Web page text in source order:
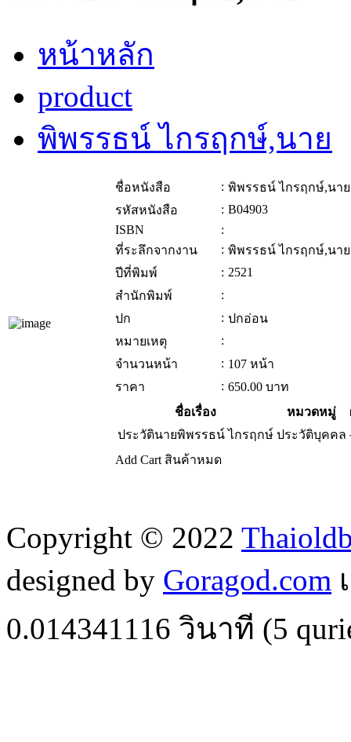
หน้าหลัก
product
พิพรรธน์ ไกรฤกษ์,นาย
ชื่อหนังสือ : พิพรรธน์ ไกรฤกษ์,นาย
รหัสหนังสือ
: B04903
ISBN
:
ที่ระลึกจากงาน
: พิพรรธน์ ไกรฤกษ์,นาย
ปีที่พิมพ์
: 2521
สำนักพิมพ์
:
ปก
: ปกอ่อน
หมายเหตุ
:
จำนวนหน้า
: 107 หน้า
ราคา
: 650.00 บาท
ชื่อเรื่อง
หมวดหมู่
ประวัตินายพิพรรธน์ ไกรฤกษ์ ประวัติบุคคล
Add Cart สินค้าหมด
Copyright © 2022
designed by Goragod.com
0.014341116 วินาที (5